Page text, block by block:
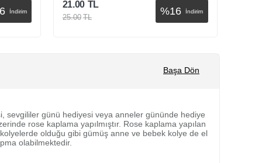
İndirim %16 İndirim
21.00 TL
25.00 TL
Başa Dön
sevgililer günü hediyesi veya anneler gününde hediye
rose kaplama yapılmıştır. Rose kaplama yapılan
olduğu gibi gümüş anne ve bebek kolye de el
olabilmektedir.